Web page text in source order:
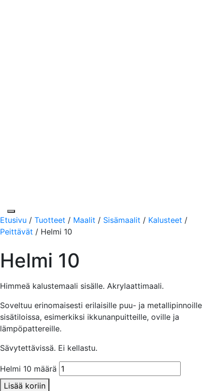
Toggle navigation
Etusivu / Tuotteet / Maalit / Sisämaalit / Kalusteet /
Peittävät / Helmi 10
Helmi 10
Himmeä kalustemaali sisälle. Akrylaattimaali.
Soveltuu erinomaisesti erilaisille puu- ja metallipinnoille
sisätiloissa, esimerkiksi ikkunanpuitteille, oville ja
lämpöpattereille.
Sävytettävissä. Ei kellastu.
Helmi 10 määrä
Lisää koriin